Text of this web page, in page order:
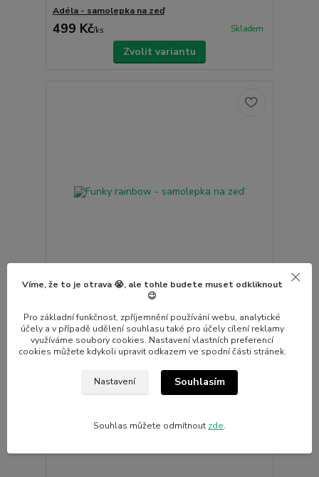
Adéla - samolepka na zeď
499 Kč/ks Skladem
Zvolit variantu
433 Kč/ ks Skladem
Zvolit variantu
Víme, že to je otrava 😭, ale tohle budete muset odkliknout
😉
Pro základní funkčnost, zpříjemnění používání webu, analytické
účely a v případě udělení souhlasu také pro účely cílení reklamy
využíváme soubory cookies. Nastavení vlastních preferencí
cookies můžete kdykoli upravit odkazem ve spodní části stránek.
Nastavení Souhlasím
Souhlas můžete odmítnout zde.